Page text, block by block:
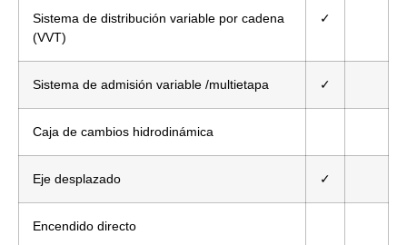
Sistema de distribución variable por cadena
(VVT)
✓
Sistema de admisión variable /multietapa ✓
Caja de cambios hidrodinámica
Eje desplazado ✓
Encendido directo